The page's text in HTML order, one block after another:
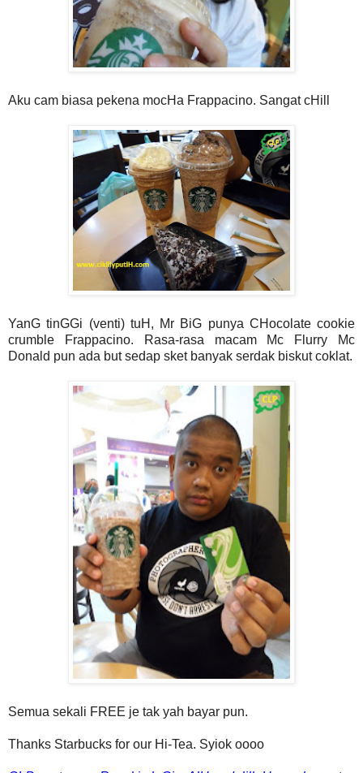
Aku cam biasa pekena mocHa Frappacino. Sangat cHill
YanG tinGGi (venti) tuH, Mr BiG punya CHocolate cookie
crumble Frappacino. Rasa-rasa macam Mc Flurry Mc
Donald pun ada but sedap sket banyak serdak biskut coklat.
Semua sekali FREE je tak yah bayar pun.
Thanks Starbucks for our Hi-Tea. Syiok oooo